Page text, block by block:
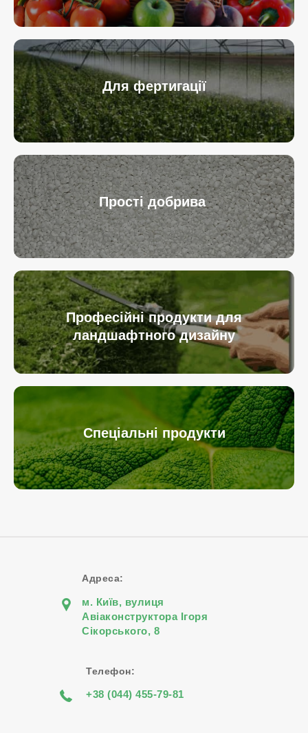
Для фертигації
Прості добрива
Професійні продукти для
ландшафтного дизайну
Спеціальні продукти
Адреса:
м. Київ, вулиця
Авіаконструктора Iгоря
Сiкорського, 8
Телефон:
+38 (044) 455-79-81